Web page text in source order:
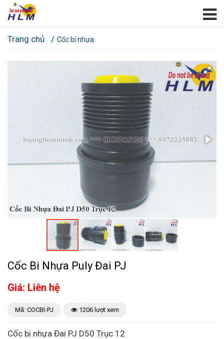
Trang chủ Cốc bi nhựa
Cốc Bi Nhựa Puly Đai PJ
Giá: Liên hệ
Mã: COCBI-PJ 1206 lượt xem
Cốc bi nhựa Đai PJ D50 Trục 12